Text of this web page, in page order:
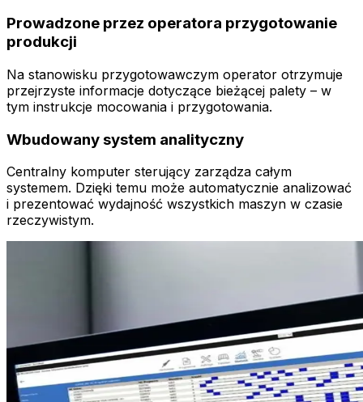
Prowadzone przez operatora przygotowanie
produkcji
Na stanowisku przygotowawczym operator otrzymuje
przejrzyste informacje dotyczące bieżącej palety – w
tym instrukcje mocowania i przygotowania.
Wbudowany system analityczny
Centralny komputer sterujący zarządza całym
systemem. Dzięki temu może automatycznie analizować
i prezentować wydajność wszystkich maszyn w czasie
rzeczywistym.